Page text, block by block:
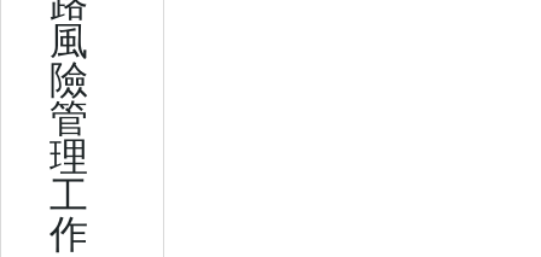
風
險
管
理
工
作